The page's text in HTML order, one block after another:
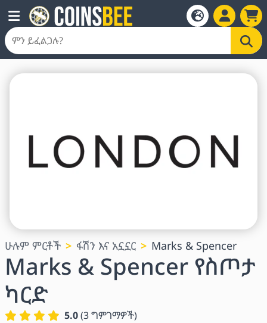
ሁሉም ምርቶች ፋሽን እና አኗኗር Marks & Spencer
Marks & Spencer የስጦታ
ካርድ
5.0(3ግምገማዎች)